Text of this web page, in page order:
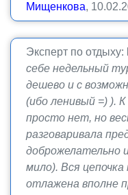
Мищенкова,
Эксперт по отдыху:
себе недельный
дешево и с
(ибо ленивый =) ).
просто нет, но
разговаривала
доброжелательно
мило). Вся
отлажена вполне